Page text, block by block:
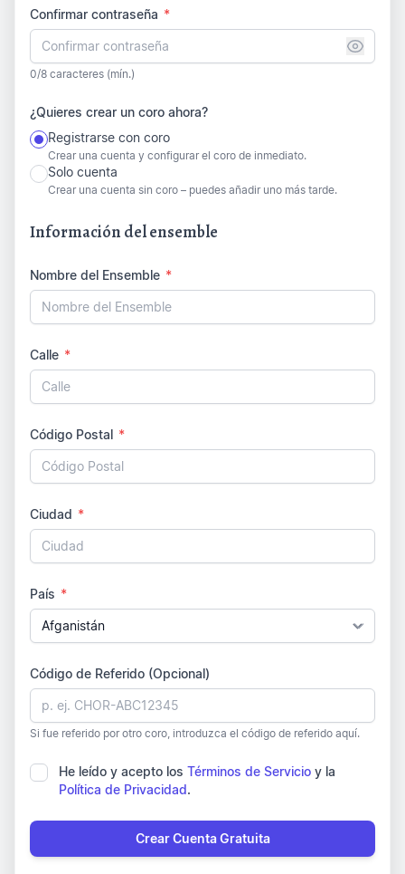
Confirmar contraseña *
0/8 caracteres (mín.)
¿Quieres crear un coro ahora?
Registrarse con coro
Crear una cuenta y configurar el coro de inmediato.
Solo cuenta
Crear una cuenta sin coro – puedes añadir uno más tarde.
Información del ensemble
Nombre del Ensemble *
Calle *
Código Postal *
Ciudad *
País *
Código de Referido (Opcional)
Si fue referido por otro coro, introduzca el código de referido aquí.
He leído y acepto los Términos de Servicio y la
Política de Privacidad.
Crear Cuenta Gratuita